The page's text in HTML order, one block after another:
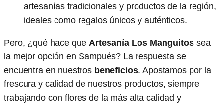
artesanías tradicionales y productos de la región,
ideales como regalos únicos y auténticos.
Pero, ¿qué hace que Artesanía Los Manguitos sea
la mejor opción en Sampués? La respuesta se
encuentra en nuestros beneficios. Apostamos por la
frescura y calidad de nuestros productos, siempre
trabajando con flores de la más alta calidad y